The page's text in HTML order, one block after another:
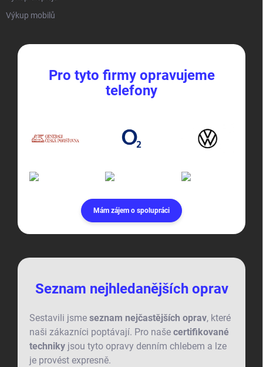
Výkup mobilů
Pro tyto firmy opravujeme
telefony
Mám zájem o spolupráci
Seznam nejhledanějších oprav
Sestavili jsme seznam nejčastějších oprav, které
naši zákazníci poptávají. Pro naše certifikované
techniky jsou tyto opravy denním chlebem a lze
je provést expresně.